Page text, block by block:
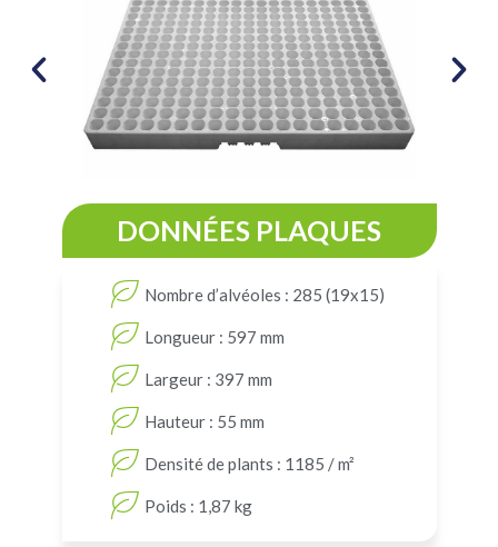
DONNÉES PLAQUES
Nombre d’alvéoles : 285 (19x15)
Longueur : 597 mm
Largeur : 397 mm
Hauteur : 55 mm
Densité de plants : 1185 / m²
Poids : 1,87 kg